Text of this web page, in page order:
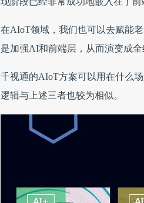
在AIoT领域，我们也可以去赋能
是加强AI和前端层，从而演变成全
千视通的AIoT方案可以用在什么
逻辑与上述三者也较为相似。